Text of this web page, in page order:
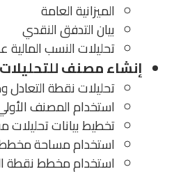
الميزانية العامة
بيان التدفق النقدي
تحليلات النسب المالية
إنشاء مصنف للتحليلات
تحليلات نقطة التعادل
استخدام المصنف
تخطيط بيانات تحليلات
استخدام مساحة مخطط
استخدام مخطط نقطة